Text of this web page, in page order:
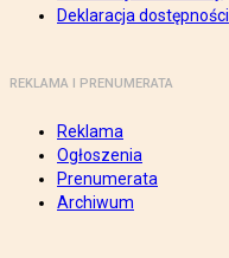
Deklaracja dostępności
REKLAMA I PRENUMERATA
Reklama
Ogłoszenia
Prenumerata
Archiwum